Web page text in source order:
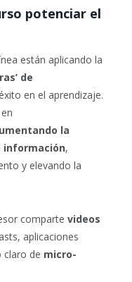
potenciar el
están aplicando la
de
en el aprendizaje.
la
información,
y elevando la
comparte videos
aplicaciones
claro de micro-